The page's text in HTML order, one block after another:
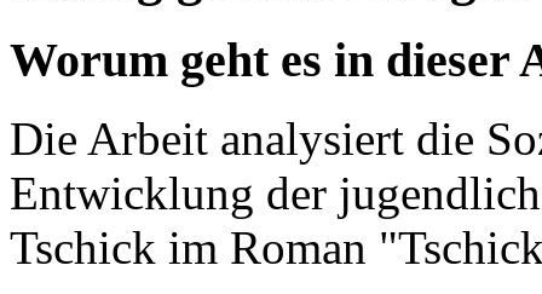
Worum geht es in dieser
Die Arbeit analysiert die
Entwicklung der
Tschick im Roman